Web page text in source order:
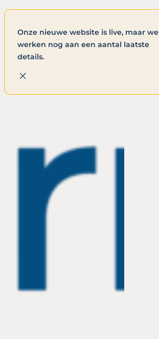
Onze nieuwe website is live, maar we
werken nog aan een aantal laatste
details.